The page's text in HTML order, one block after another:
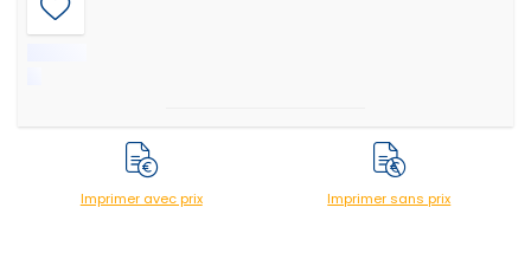
Imprimer avec prix Imprimer sans prix